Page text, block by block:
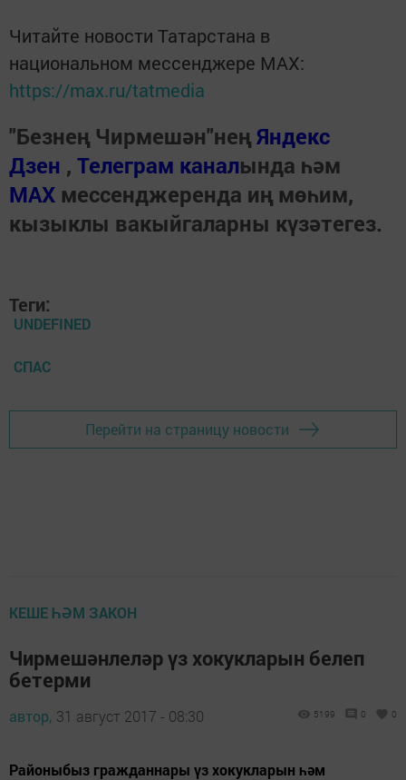
Читайте новости Татарстана в
национальном мессенджере MАХ:
https://max.ru/tatmedia
"Безнең Чирмешән"неңЯндекс
Дзен , Телеграм каналында һәм
МАХ мессенджеренда иң мөһим,
кызыклы вакыйгаларны күзәтегез.
Теги:
UNDEFINED
СПАС
Перейти на страницу новости
КЕШЕ ҺӘМ ЗАКОН
Чирмешәнлеләр үз хокукларын белеп
бетерми
автор, 31 август 2017 - 08:30 5199 0 0
Районыбыз гражданнары үз хокукларын һәм